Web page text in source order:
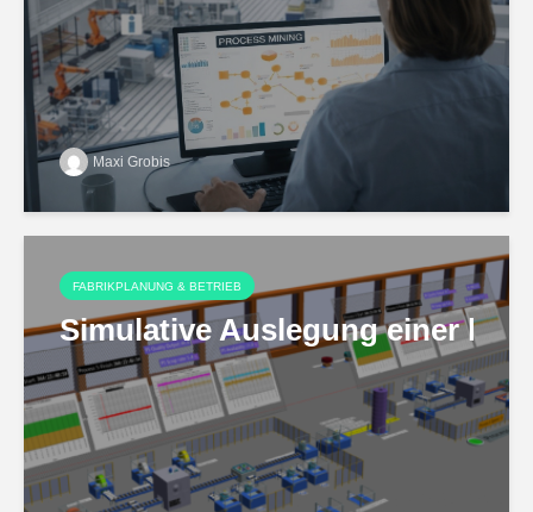
Maxi Grobis
FABRIKPLANUNG & BETRIEB
Simulative Auslegung einer